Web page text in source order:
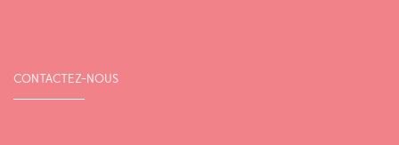
CONTACTEZ-NOUS